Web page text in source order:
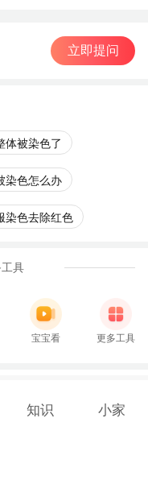
立即提问
体被染色了
染色怎么办
染色去除红色
具
宝宝看 更多工具
知识 小家